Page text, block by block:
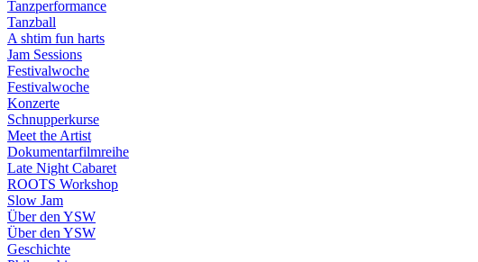
Tanzperformance
Tanzball
A shtim fun harts
Jam Sessions
Festivalwoche
Festivalwoche
Konzerte
Schnupperkurse
Meet the Artist
Dokumentarfilmreihe
Late Night Cabaret
ROOTS Workshop
Slow Jam
Über den YSW
Über den YSW
Geschichte